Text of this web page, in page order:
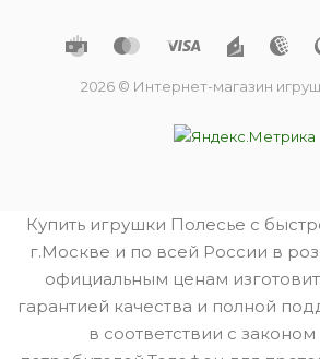
2026 © Интернет-магазин
Купить игрушки Полесье с
г.Москве и по всей России в
официальным ценам
гарантией качества и полной
в соответствии с